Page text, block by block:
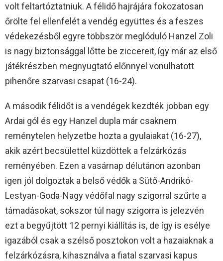
volt feltartóztatniuk. A félidő hajrájára fokozatosan
őrölte fel ellenfelét a vendég együttes és a feszes
védekezésből egyre többször meglóduló Hanzel Zoli
is nagy biztonsággal lőtte be ziccereit, így már az első
játékrészben megnyugtató előnnyel vonulhatott
pihenőre szarvasi csapat (16-24).
A második félidőt is a vendégek kezdték jobban egy
Ardai gól és egy Hanzel dupla már csaknem
reménytelen helyzetbe hozta a gyulaiakat (16-27),
akik azért becsülettel küzdöttek a felzárkózás
reményében. Ezen a vasárnap délutánon azonban
igen jól dolgoztak a belső védők a Sütő-Andrikó-
Lestyan-Goda-Nagy védőfal nagy szigorral szűrte a
támadásokat, sokszor túl nagy szigorra is jelezvén
ezt a begyűjtött 12 pernyi kiállítás is, de így is esélye
igazából csak a szélső posztokon volt a hazaiaknak a
felzárkózásra, kihasználva a fiatal szarvasi kapus